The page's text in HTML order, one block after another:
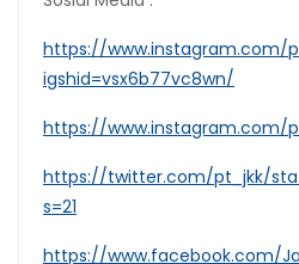
https://www.instagram.com/p/
igshid=vsx6b77vc8wn/
https://www.instagram.com/p/
https://twitter.com/pt_jkk/
s=21
https://www.facebook.com/